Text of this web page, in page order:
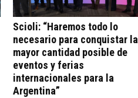
Scioli: “Haremos todo lo
necesario para conquistar la
mayor cantidad posible de
eventos y ferias
internacionales para la
Argentina”